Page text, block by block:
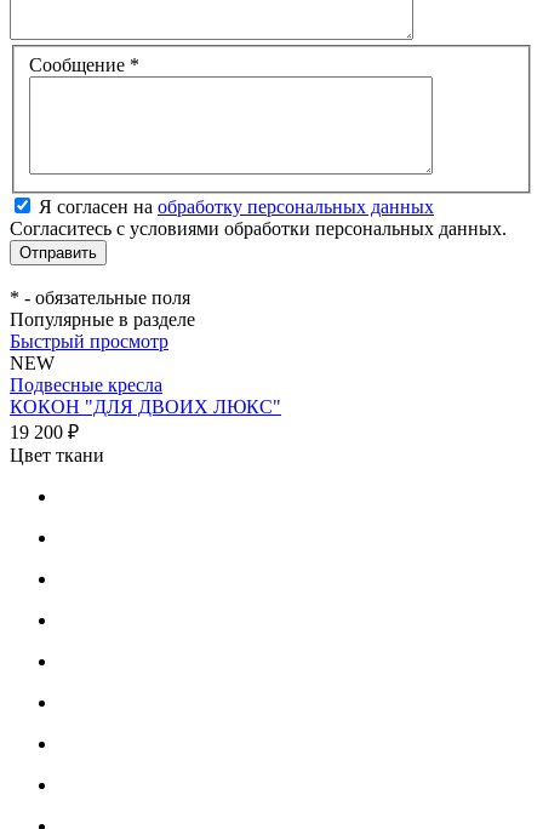
Сообщение *
Я согласен на обработку персональных данных
Согласитесь с условиями обработки персональных данных.
* - обязательные поля
Популярные в разделе
Быстрый просмотр
NEW
Подвесные кресла
КОКОН "ДЛЯ ДВОИХ ЛЮКС"
19 200 ₽
Цвет ткани